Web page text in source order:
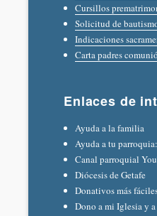
Cursillos
Solicitud de
Indicaciones
Carta padres
Enlaces de
Ayuda a la familia
Ayuda a tu
Canal parroquial
Diócesis de Getafe
Donativos más
Dono a mi Iglesia y